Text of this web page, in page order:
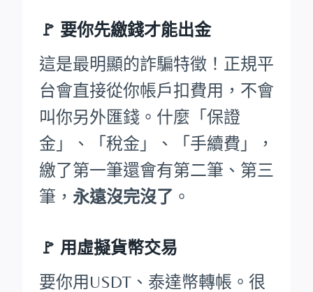
🚩 要你先繳錢才能出金
這是最明顯的詐騙特徵！正規平
台會直接從你帳戶扣費用，不會
叫你另外匯錢。什麼「保證
金」、「稅金」、「手續費」，
繳了第一筆還會有第二筆、第三
筆， 永遠沒完沒了 。
🚩 用虛擬貨幣交易
要你用USDT、泰達幣轉帳。很